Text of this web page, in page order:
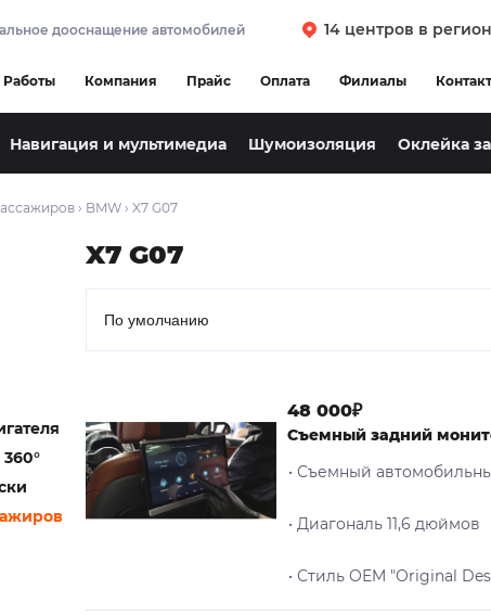
дооснащение автомобилей 14 центров в
Работы Компания Прайс Оплата Филиалы
Навигация и мультимедиа Шумоизоляция Оклейка
› BMW › X7 G07
X7 G07
48 000₽
Cъемный задний
• Съемный
• Диагональ 11,6 дюймов
• Стиль OEM "Original